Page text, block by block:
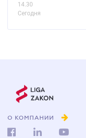
14.30
Сегодня
О КОМПАНИИ